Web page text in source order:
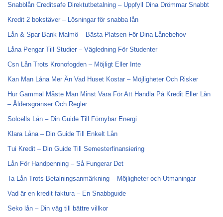
Snabblån Creditsafe Direktutbetalning – Uppfyll Dina Drömmar Snabbt
Kredit 2 bokstäver – Lösningar för snabba lån
Lån & Spar Bank Malmö – Bästa Platsen För Dina Lånebehov
Låna Pengar Till Studier – Vägledning För Studenter
Csn Lån Trots Kronofogden – Möjligt Eller Inte
Kan Man Låna Mer Än Vad Huset Kostar – Möjligheter Och Risker
Hur Gammal Måste Man Minst Vara För Att Handla På Kredit Eller Lån
– Åldersgränser Och Regler
Solcells Lån – Din Guide Till Förnybar Energi
Klara Låna – Din Guide Till Enkelt Lån
Tui Kredit – Din Guide Till Semesterfinansiering
Lån För Handpenning – Så Fungerar Det
Ta Lån Trots Betalningsanmärkning – Möjligheter och Utmaningar
Vad är en kredit faktura – En Snabbguide
Seko lån – Din väg till bättre villkor